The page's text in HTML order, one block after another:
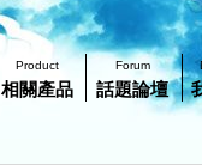
Product
相關產品
Forum
話題論壇